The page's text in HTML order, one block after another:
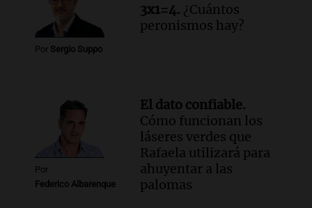
Por Sergio Suppo
3x1=4. ¿Cuántos
peronismos hay?
Por
Federico Albarenque
El dato confiable.
Cómo funcionan los
láseres verdes que
Rafaela utilizará para
ahuyentar a las
palomas